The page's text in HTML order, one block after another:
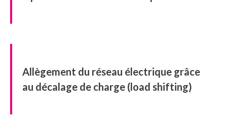
Allègement du réseau électrique grâce
au décalage de charge (load shifting)